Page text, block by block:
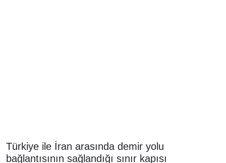
Türkiye ile İran arasında demir yolu
bağlantısının sağlandığı sınır kapısı